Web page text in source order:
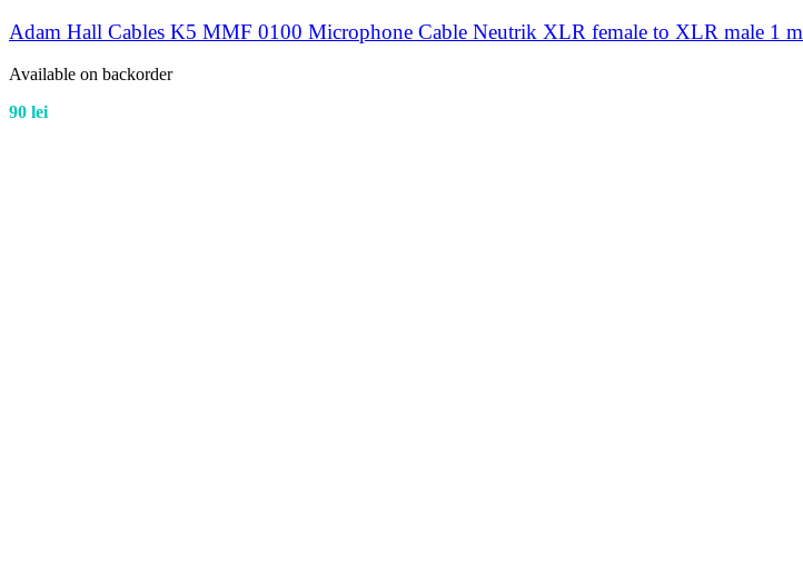
Adam Hall Cables K5 MMF 0100 Microphone Cable Neutrik XLR female to XLR male 1 m
Available on backorder
90 lei